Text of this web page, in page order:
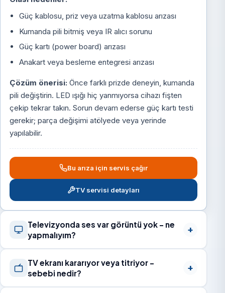
Güç kablosu, priz veya uzatma kablosu arızası
Kumanda pili bitmiş veya IR alıcı sorunu
Güç kartı (power board) arızası
Anakart veya besleme entegresi arızası
Çözüm önerisi: Önce farklı prizde deneyin, kumanda
pili değiştirin. LED ışığı hiç yanmıyorsa cihazı fişten
çekip tekrar takın. Sorun devam ederse güç kartı testi
gerekir; parça değişimi atölyede veya yerinde
yapılabilir.
Bu arıza için servis çağır
TV servisi detayları
Televizyonda ses var görüntü yok – ne
yapmalıyım?
TV ekranı kararıyor veya titriyor –
sebebi nedir?